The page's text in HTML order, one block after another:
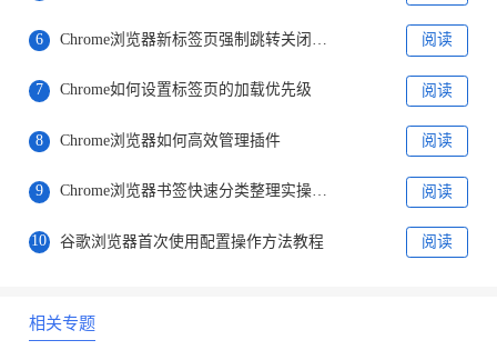
6 阅读
7 Chrome如何设置标签页的加载优先级 阅读
8 Chrome浏览器如何高效管理插件 阅读
9 Chrome浏览器书签快速分类整理实操经验 阅读
10 谷歌浏览器首次使用配置操作方法教程 阅读
相关专题